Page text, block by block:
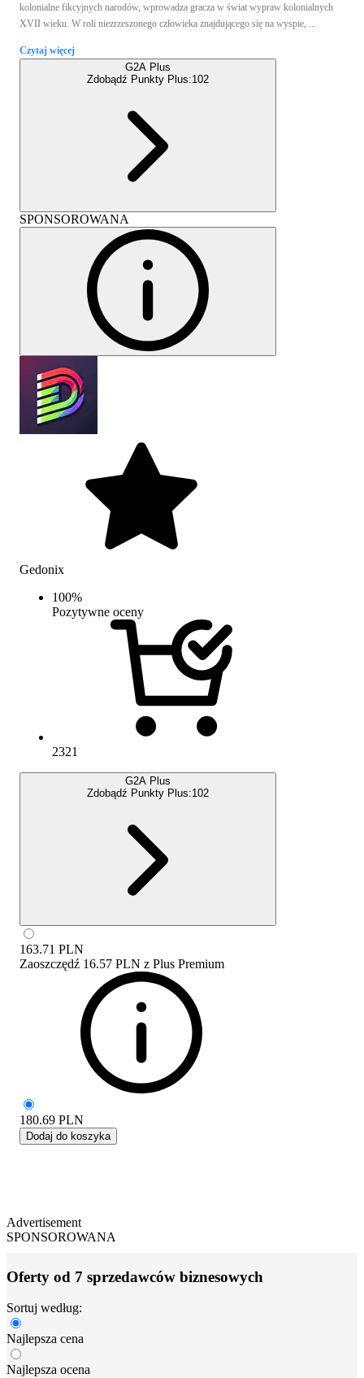
kolonialne fikcyjnych narodów, wprowadza gracza w świat wypraw kolonialnych
XVII wieku. W roli niezrzeszonego człowieka znajdującego się na wyspie, ...
Czytaj więcej
G2A Plus
Zdobądź Punkty Plus:102
SPONSOROWANA
Gedonix
100%
Pozytywne oceny
2321
G2A Plus
Zdobądź Punkty Plus:102
163.71 PLN
Zaoszczędź 16.57 PLN z Plus Premium
180.69 PLN
Dodaj do koszyka
Advertisement
SPONSOROWANA
Oferty od 7 sprzedawców biznesowych
Sortuj według:
Najlepsza cena
Najlepsza ocena